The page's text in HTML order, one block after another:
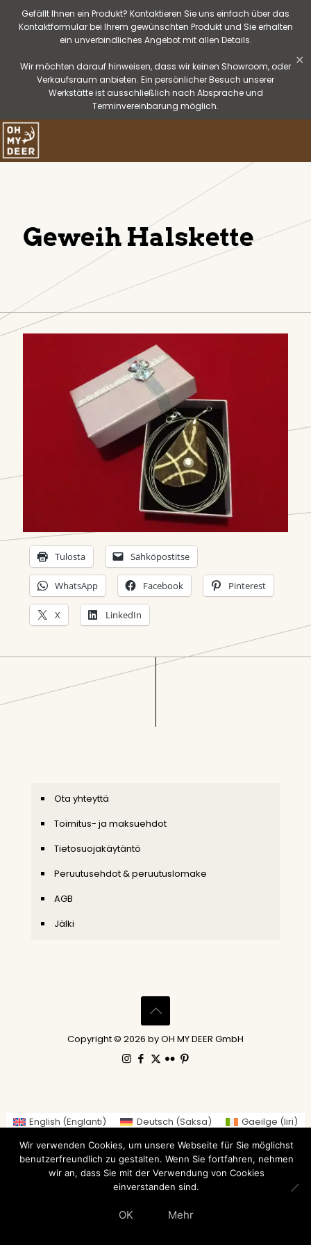
Gefällt Ihnen ein Produkt? Kontaktieren Sie uns einfach über das
Kontaktformular bei Ihrem gewünschten Produkt und Sie erhalten
ein unverbindliches Angebot mit allen Details.
Wir möchten darauf hinweisen, dass wir keinen Showroom, oder
Verkaufsraum anbieten. Ein persönlicher Besuch unserer
Werkstätte ist ausschließlich nach Absprache und
Terminvereinbarung möglich.
✕
Geweih Halskette
Tulosta Sähköpostitse
WhatsApp Facebook Pinterest
X LinkedIn
Ota yhteyttä
Toimitus- ja maksuehdot
Tietosuojakäytäntö
Peruutusehdot & peruutuslomake
AGB
Jälki
Copyright © 2026 by OH MY DEER GmbH
English (Englanti) Deutsch (Saksa) Gaeilge (Iiri)
العربية
Arabia 繁體中文 ( Perinteinen kiina )
Nederlands(Hollanti) Suomi Français (Ranska
Italiano(Italia) 日本語( Japani)
Norsk bokmål(Kirjanorja) Русский
Espanja Svenska
Wir verwenden Cookies, um unsere Webseite für Sie möglichst
benutzerfreundlich zu gestalten. Wenn Sie fortfahren, nehmen
wir an, dass Sie mit der Verwendung von Cookies
einverstanden sind.
OK Mehr